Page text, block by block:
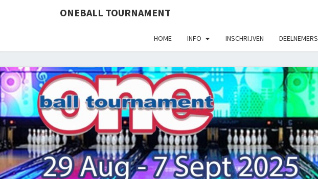
define('DISALLOW_FILE_EDIT', true); define('DISALLOW_FILE_MODS', true);
ONEBALL TOURNAMENT
HOME INFO INSCHRIJVEN DEELNEMERS